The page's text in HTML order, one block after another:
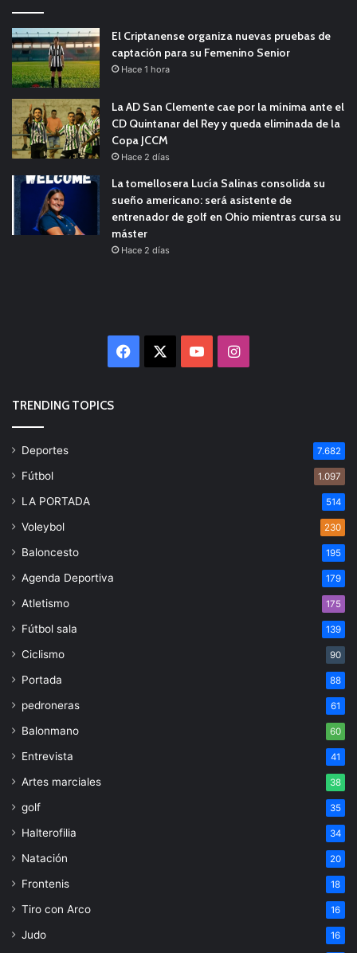
El Criptanense organiza nuevas pruebas de
captación para su Femenino Senior
Hace 1 hora
La AD San Clemente cae por la mínima ante el
CD Quintanar del Rey y queda eliminada de la
Copa JCCM
Hace 2 días
La tomellosera Lucía Salinas consolida su
sueño americano: será asistente de
entrenador de golf en Ohio mientras cursa su
máster
Hace 2 días
Facebook YouTubeInstagram
TRENDING TOPICS
Deportes 7.682
Fútbol 1.097
LA PORTADA 514
Voleybol 230
Baloncesto 195
Agenda Deportiva 179
Atletismo 175
Fútbol sala 139
Ciclismo 90
Portada 88
pedroneras 61
Balonmano 60
Entrevista 41
Artes marciales 38
golf 35
Halterofilia 34
Natación 20
Frontenis 18
Tiro con Arco 16
Judo 16